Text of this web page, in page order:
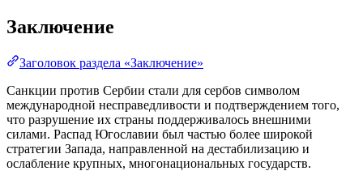
Заключение
Заголовок раздела «Заключение»
Санкции против Сербии стали для сербов символом
международной несправедливости и подтверждением того,
что разрушение их страны поддерживалось внешними
силами. Распад Югославии был частью более широкой
стратегии Запада, направленной на дестабилизацию и
ослабление крупных, многонациональных государств.